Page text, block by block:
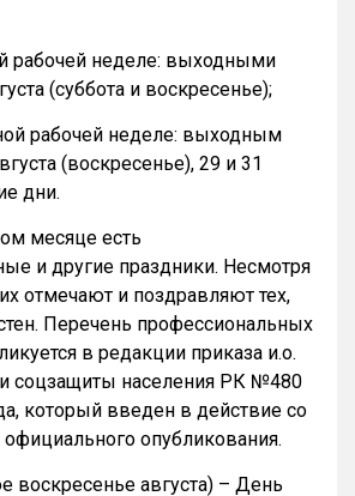
рабочей неделе: выходными
(суббота и воскресенье);
рабочей неделе: выходным
(воскресенье), 29 и 31
дни.
месяце есть
и другие праздники. Несмотря
отмечают и поздравляют тех,
Перечень профессиональных
в редакции приказа и.о.
и соцзащиты населения РК №480
который введен в действие со
опубликования.
воскресенье августа) – День